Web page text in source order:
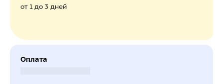
от 1 до 3 дней
Оплата